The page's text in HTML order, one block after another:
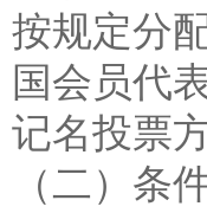
按规定分
国会员代
记名投票
（二）条